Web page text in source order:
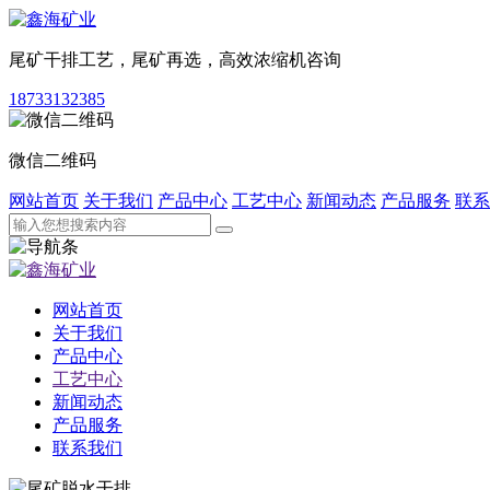
尾矿干排工艺，尾矿再选，高效浓缩机咨询
18733132385
微信二维码
网站首页 关于我们 产品中心 工艺中心 新闻动态 产品服务 联
网站首页
关于我们
产品中心
工艺中心
新闻动态
产品服务
联系我们